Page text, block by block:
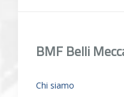
BMF Belli
Chi siamo